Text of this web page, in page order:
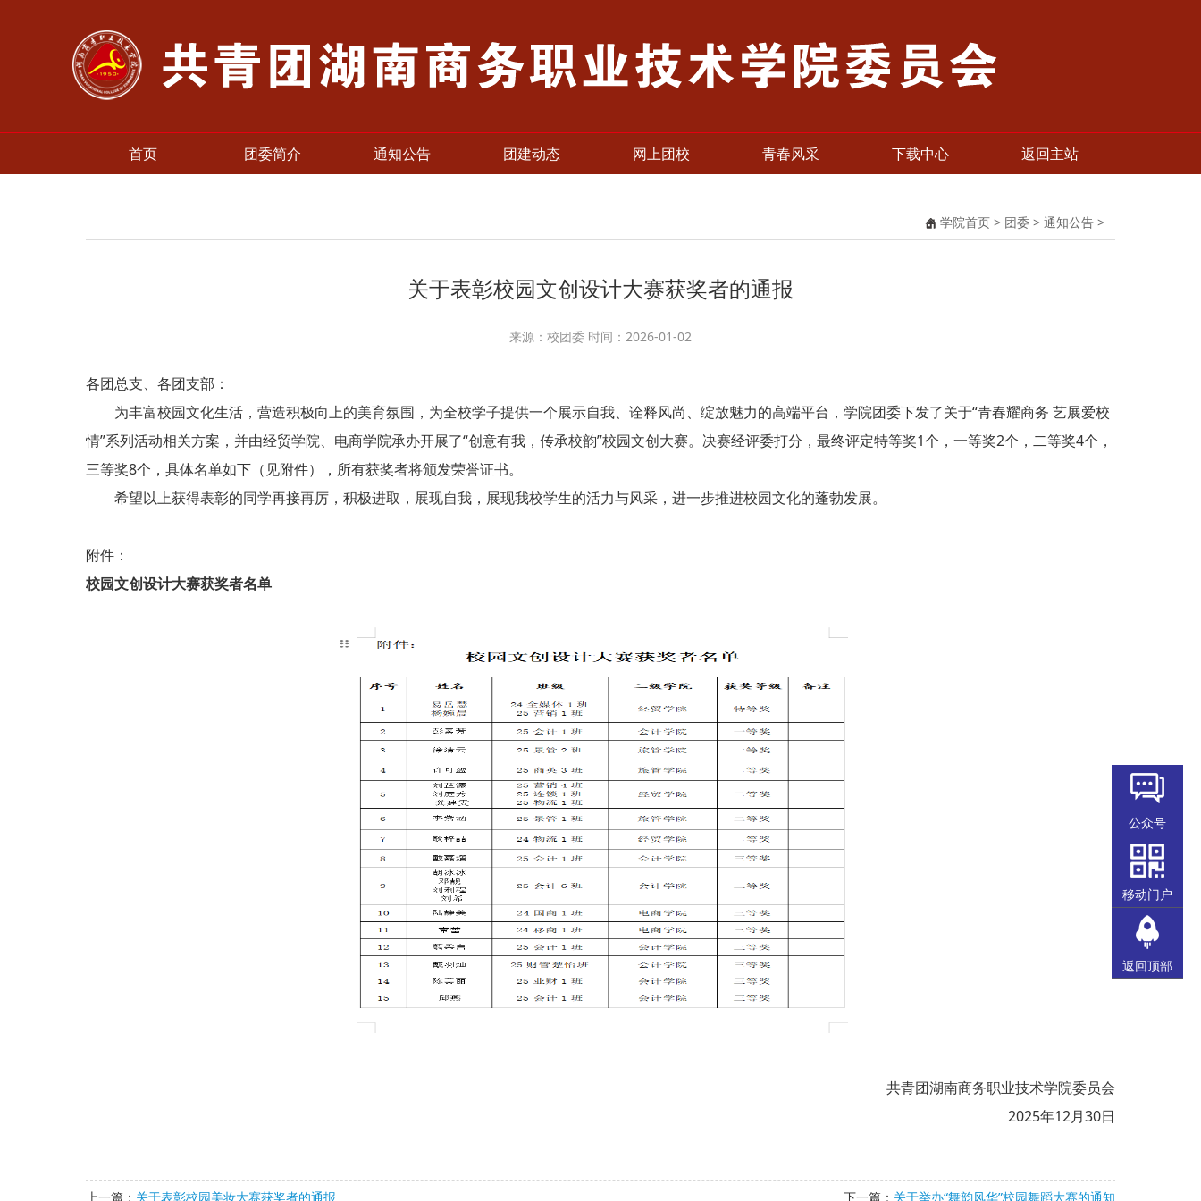
首页 团委简介 通知公告 团建动态 网上团校 青春风采 下载中心 返回主站
学院首页 > 团委 > 通知公告 >
关于表彰校园文创设计大赛获奖者的通报
来源：校团委 时间：2026-01-02
各团总支、各团支部：
为丰富校园文化生活，营造积极向上的美育氛围，为全校学子提供一个展示自我、诠释风尚、绽放魅力的高端平台，学院团委下发了关于“青春耀商务 艺展爱校
情”系列活动相关方案，并由经贸学院、电商学院承办开展了“创意有我，传承校韵”校园文创大赛。决赛经评委打分，最终评定特等奖1个，一等奖2个，二等奖4个，
三等奖8个，具体名单如下（见附件），所有获奖者将颁发荣誉证书。
希望以上获得表彰的同学再接再厉，积极进取，展现自我，展现我校学生的活力与风采，进一步推进校园文化的蓬勃发展。
附件：
校园文创设计大赛获奖者名单
共青团湖南商务职业技术学院委员会
2025年12月30日
上一篇： 关于表彰校园美妆大赛获奖者的通报 下一篇： 关于举办“舞韵风华”校园舞蹈大赛的通知
公众号
移动门户
返回顶部